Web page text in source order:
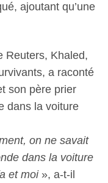
ajoutant qu’une
Reuters, Khaled,
a raconté
son père prier
dans la voiture
on ne savait
dans la voiture
et moi», a-t-il